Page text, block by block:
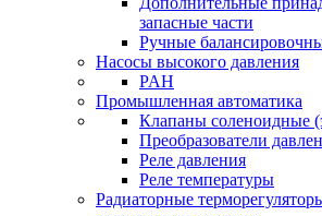
запасные части
Ручные
Насосы высокого давления
PAH
Промышленная автоматика
Клапаны соленоидные
Преобразователи
Реле давления
Реле температуры
Радиаторные